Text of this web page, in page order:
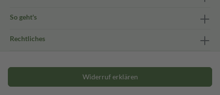
So geht's
Rechtliches
Widerruf erklären